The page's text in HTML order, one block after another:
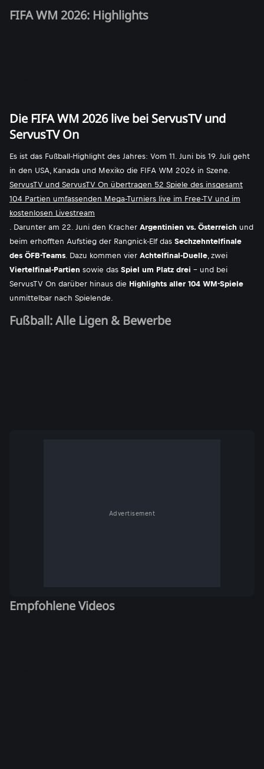
FIFA WM 2026: Highlights
Die FIFA WM 2026 live bei ServusTV und
ServusTV On
Es ist das Fußball-Highlight des Jahres: Vom 11. Juni bis 19. Juli geht
in den USA, Kanada und Mexiko die FIFA WM 2026 in Szene.
ServusTV und ServusTV On übertragen 52 Spiele des insgesamt
104 Partien umfassenden Mega-Turniers live im Free-TV und im
kostenlosen Livestream
. Darunter am 22. Juni den Kracher Argentinien vs. Österreich und
beim erhofften Aufstieg der Rangnick-Elf das Sechzehntelfinale
des ÖFB-Teams. Dazu kommen vier Achtelfinal-Duelle, zwei
Viertelfinal-Partien sowie das Spiel um Platz drei - und bei
ServusTV On darüber hinaus die Highlights aller 104 WM-Spiele
unmittelbar nach Spielende.
Fußball: Alle Ligen & Bewerbe
Advertisement
Empfohlene Videos